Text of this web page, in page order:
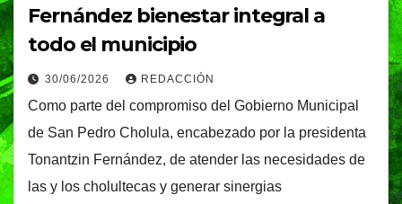
Fernández bienestar integral a
todo el municipio
30/06/2026 REDACCIÓN
Como parte del compromiso del Gobierno Municipal
de San Pedro Cholula, encabezado por la presidenta
Tonantzin Fernández, de atender las necesidades de
las y los cholultecas y generar sinergias